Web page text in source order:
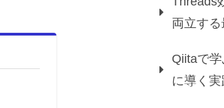
両立す
Qiitaで
に導く